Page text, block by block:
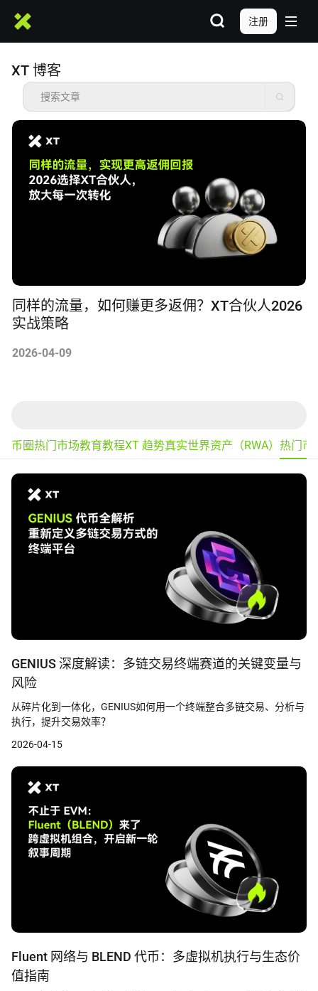
注册
XT 博客
同样的流量，如何赚更多返佣？XT合伙人2026
实战策略
2026-04-09
币圈热门市场教育教程XT 趋势真实世界资产（RWA） 热门币
GENIUS 深度解读：多链交易终端赛道的关键变量与
风险
从碎片化到一体化，GENIUS如何用一个终端整合多链交易、分析与
执行，提升交易效率？
2026-04-15
Fluent 网络与 BLEND 代币：多虚拟机执行与生态价
值指南